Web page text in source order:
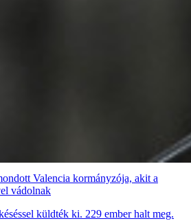
Valencia kormányzója, akit a
vádolnak
küldték ki. 229 ember halt meg.